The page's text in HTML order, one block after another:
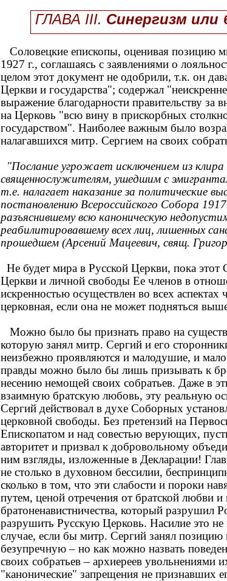
ГЛАВА III. Синергизм или
Соловецкие епископы, оценивая позицию
1927 г., соглашаясь с заявлениями о
целом этот документ не одобрили, т.к. он
Церкви и государства"; содержал
выражение благодарности правительству
на Церковь "всю вину в прискорбных
государством". Наиболее важным было
налагавшихся митр. Сергием на своих
"Послание угрожает исключением из
священнослужителям, ушедшим с
т.е. налагает наказание за политические
постановлению Всероссийского Собора
разъяснившему всю каноническую
реабилитировавшему всех лиц, лишенных
прошедшем (Арсений Мацеевич, свящ.
Не будет мира в Русской Церкви, пока
Церкви и личной свободы Ее членов в
искренностью осуществлен во всех
церковная, если она не может подняться
Можно было бы признать право на
которую занял митр. Сергий и его
неизбежно проявляются и малодушие, и
правды можно было бы лишь призывать к
несению немощей своих собратьев. Даже в
взаимную братскую любовь, эту реальную
Сергий действовал в духе Соборных
церковной свободы. Без претензий на
Епископатом и над совестью верующих,
авторитет и призвал к добровольному
ним взгляды, изложенные в Декларации!
не столько в духовном бессилии,
сколько в том, что эти слабости и пороки
путем, ценой отречения от братской любви
братоненавистничества, который разрушил
разрушить Русскую Церковь. Насилие это
случае, если бы митр. Сергий занял позицию
безупречную – но как можно назвать
своих собратьев – архиереев увольнениями
"канонические" запрещения не признавших